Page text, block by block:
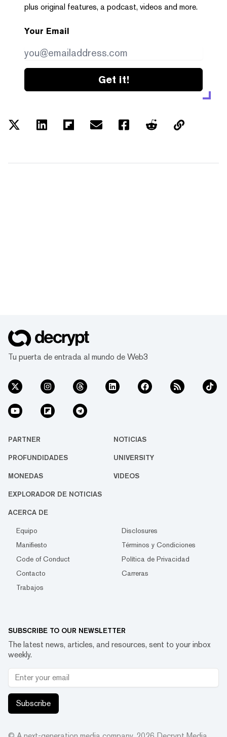
plus original features, a podcast, videos and more.
Your Email
Get it!
Tu puerta de entrada al mundo de Web3
PARTNER NOTICIAS
PROFUNDIDADES UNIVERSITY
MONEDAS VIDEOS
EXPLORADOR DE NOTICIAS
ACERCA DE
Equipo
Disclosures
Manifiesto
Términos y Condiciones
Code of Conduct
Política de Privacidad
Contacto
Carreras
Trabajos
SUBSCRIBE TO OUR NEWSLETTER
The latest news, articles, and resources, sent to your inbox
weekly.
Subscribe